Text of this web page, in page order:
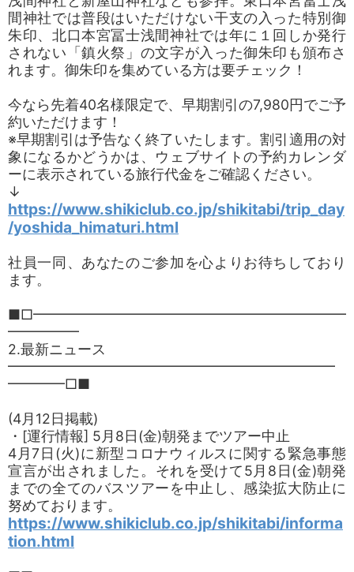
間神社では普段はいただけない干支の入った特別御
朱印、北口本宮冨士浅間神社では年に１回しか発行
されない「鎮火祭」の文字が入った御朱印も頒布さ
れます。御朱印を集めている方は要チェック！
今なら先着40名様限定で、早期割引の7,980円でご予
約いただけます！
※早期割引は予告なく終了いたします。割引適用の対
象になるかどうかは、ウェブサイトの予約カレンダ
ーに表示されている旅行代金をご確認ください。
↓
https://www.shikiclub.co.jp/shikitabi/trip_day
/yoshida_himaturi.html
社員一同、あなたのご参加を心よりお待ちしており
ます。
■□━━━━━━━━━━━━━━━━━━━━━━
━━━━━
2.最新ニュース
━━━━━━━━━━━━━━━━━━━━━━━
━━━━□■
(4月12日掲載)
・[運行情報] 5月8日(金)朝発までツアー中止
4月7日(火)に新型コロナウィルスに関する緊急事態
宣言が出されました。それを受けて5月8日(金)朝発
までの全てのバスツアーを中止し、感染拡大防止に
努めております。
https://www.shikiclub.co.jp/shikitabi/informa
tion.html